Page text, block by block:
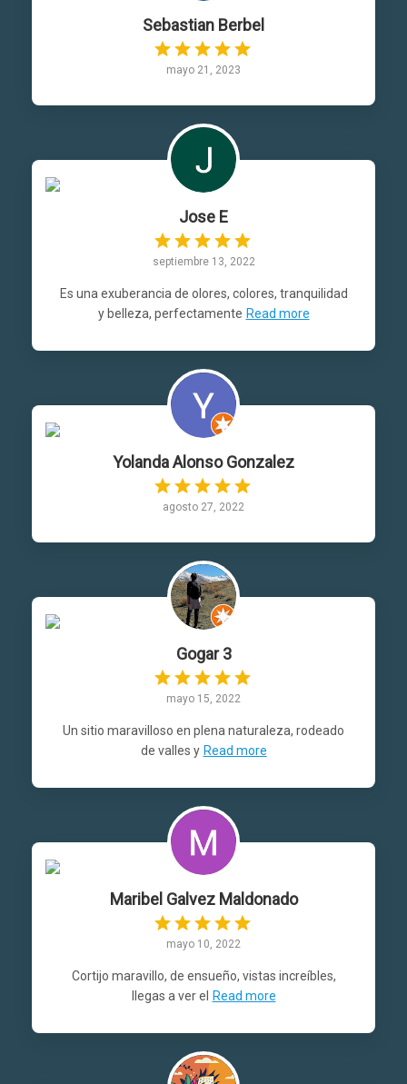
Sebastian Berbel
mayo 21, 2023
Jose E
septiembre 13, 2022
Es una exuberancia de olores, colores, tranquilidad
y belleza, perfectamente Read more
Yolanda Alonso Gonzalez
agosto 27, 2022
Gogar 3
mayo 15, 2022
Un sitio maravilloso en plena naturaleza, rodeado
de valles y Read more
Maribel Galvez Maldonado
mayo 10, 2022
Cortijo maravillo, de ensueño, vistas increíbles,
llegas a ver el
Read more